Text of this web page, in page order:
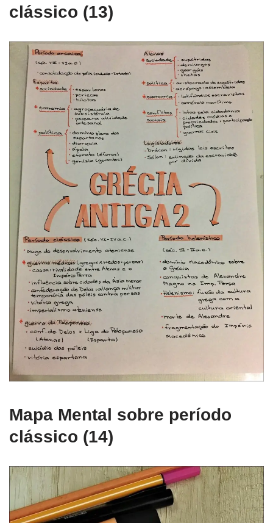
clássico (13)
Mapa Mental sobre período
clássico (14)